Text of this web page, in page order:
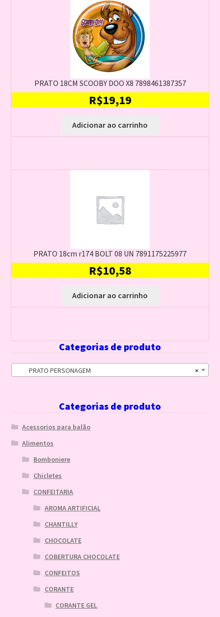
PRATO 18CM SCOOBY DOO X8 7898461387357
R$19,19
Adicionar ao carrinho
PRATO 18cm r174 BOLT 08 UN 7891175225977
R$10,58
Adicionar ao carrinho
Categorias de produto
×
PRATO PERSONAGEM
Categorias de produto
Acessorios para balão
Alimentos
Bomboniere
Chicletes
CONFEITARIA
AROMA ARTIFICIAL
CHANTILLY
CHOCOLATE
COBERTURA CHOCOLATE
CONFEITOS
CORANTE
CORANTE GEL